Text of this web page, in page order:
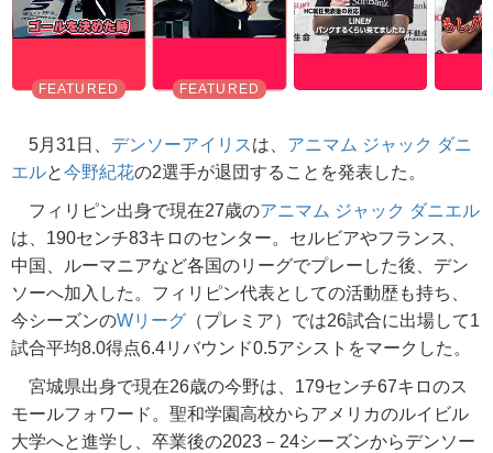
5月31日、 デンソーアイリスは、 アニマム ジャック ダニ
エルと今野紀花の2選手が退団することを発表した。
フィリピン出身で現在27歳のアニマム ジャック ダニエル
は、190センチ83キロのセンター。セルビアやフランス、
中国、ルーマニアなど各国のリーグでプレーした後、デン
ソーへ加入した。フィリピン代表としての活動歴も持ち、
今シーズンのWリーグ （プレミア）では26試合に出場して1
試合平均8.0得点6.4リバウンド0.5アシストをマークした。
宮城県出身で現在26歳の今野は、179センチ67キロのス
モールフォワード。聖和学園高校からアメリカのルイビル
大学へと進学し、卒業後の2023－24シーズンからデンソー